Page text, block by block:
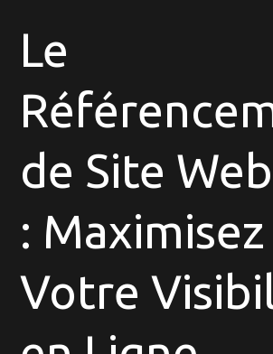
au
Site
SEO
Le
de Site
: Maximisez
Votre